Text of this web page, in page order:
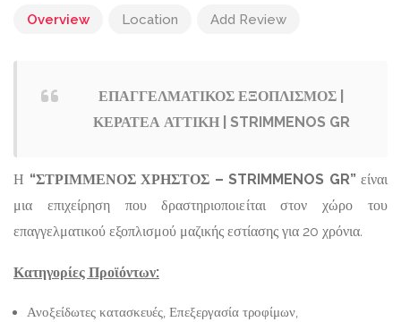
Overview Location Add Review
ΕΠΑΓΓΕΛΜΑΤΙΚΟΣ ΕΞΟΠΛΙΣΜΟΣ |
ΚΕΡΑΤΕΑ ΑΤΤΙΚΗ | STRIMMENOS GR
Η “ΣΤΡΙΜΜΕΝΟΣ ΧΡΗΣΤΟΣ – STRIMMENOS GR”είναι
μια επιχείρηση που δραστηριοποιείται στον χώρο του
επαγγελματικού εξοπλισμού μαζικής εστίασης για 20 χρόνια.
Κατηγορίες Προϊόντων:
Ανοξείδωτες κατασκευές, Επεξεργασία τροφίμων,